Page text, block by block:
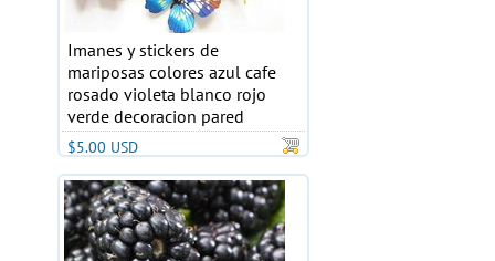
Imanes y stickers de
mariposas colores azul cafe
rosado violeta blanco rojo
verde decoracion pared
$5.00 USD